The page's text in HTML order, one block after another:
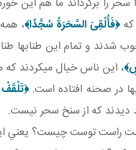
را برگرداند ما هم اين
که﴿فَأُلْقِىَ السَّحَرَةُ سُجَّدًا﴾‏،
شدند و تمام اين طناب
، اين ناس خيال مي کردند
در صحنه افتاده است.﴿
ديدند که از سنخ سحر نيست.
راست توست چيست؟ يعني